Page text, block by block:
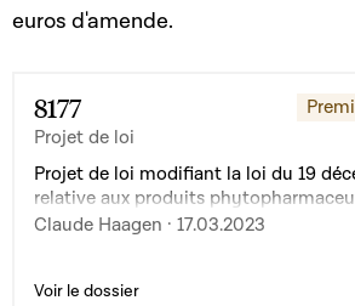
euros d'amende.
8177
Projet de loi
Projet de loi modifiant la loi du 19
relative aux produits
Claude Haagen · 17.03.2023
Voir le dossier